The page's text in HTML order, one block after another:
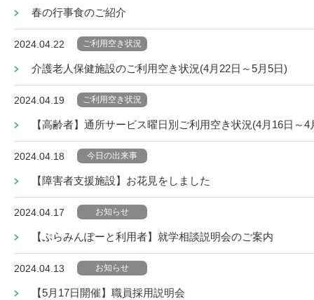
春の行事食のご紹介
2024.04.22 ご利用空き状況
介護老人保健施設のご利用空き状況(4月22日～5月5日)
2024.04.19 ご利用空き状況
【高齢者】通所サービス曜日別ご利用空き状況(4月16日～4
2024.04.18 今日の出来事
【障害者支援施設】お花見をしました
2024.04.17 お知らせ
【ぷらみんぽーと利用者】就学相談説明会のご案内
2024.04.13 お知らせ
【5月17日開催】職員採用説明会